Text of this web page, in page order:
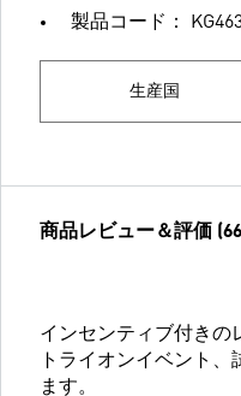
製品コード：
生産国
商品レビュー＆評価
インセンティブ付きの
トライオンイベント
ます。